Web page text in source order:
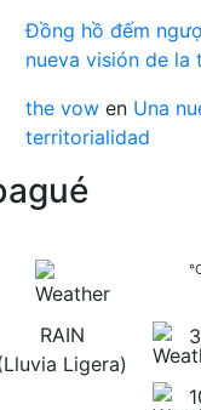
Đồng hồ đếm
nueva visión de la
the vow en Una
territorialidad
RAIN
Ligera)
°